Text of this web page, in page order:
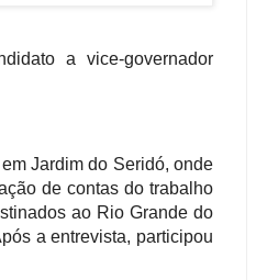
a vice-governador
Jardim do Seridó, onde
de contas do trabalho
ao Rio Grande do
a entrevista, participou